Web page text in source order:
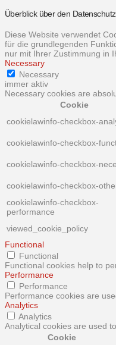
Überblick über den Datenschutz
Diese Website verwendet
für die grundlegenden
nur mit Ihrer Zustimmung in
Necessary
Necessary
immer aktiv
Necessary cookies are
Cookie
cookielawinfo-checkbox-
cookielawinfo-checkbox-
cookielawinfo-checkbox-
cookielawinfo-checkbox-
cookielawinfo-checkbox-
performance
viewed_cookie_policy
Functional
Functional
Functional cookies help to
Performance
Performance
Performance cookies are
Analytics
Analytics
Analytical cookies are used
Cookie